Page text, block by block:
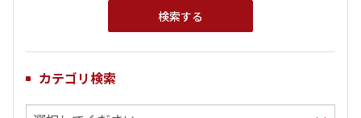
カテゴリ検索